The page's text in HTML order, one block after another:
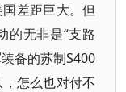
差距巨大。但
的无非是“支路
备的苏制S400
怎么也对付不